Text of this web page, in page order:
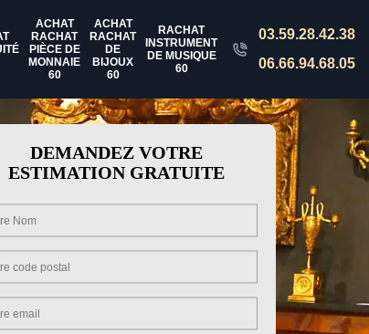
ACHAT
RACHAT
PIÈCE DE
MONNAIE
60
ACHAT
RACHAT
DE
BIJOUX
60
RACHAT
INSTRUMENT
DE MUSIQUE
60
03.59.28.42.38
06.66.94.68.05
DEMANDEZ VOTRE
ESTIMATION GRATUITE